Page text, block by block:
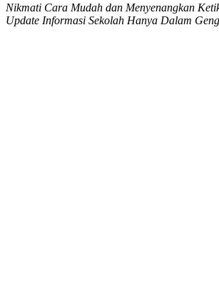
Nikmati Cara Mudah dan Menyenangkan
Update Informasi Sekolah Hanya Dalam